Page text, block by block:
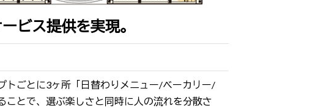
ビス提供を実現。
トごとに3ヶ所「日替わりメニュー/ベーカリー/
ことで、選ぶ楽しさと同時に人の流れを分散さ